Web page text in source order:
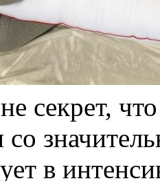
секрет,
со
в